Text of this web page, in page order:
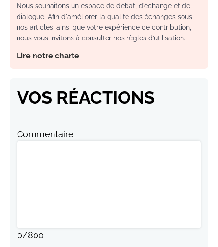
Nous souhaitons un espace de débat, d’échange et de
dialogue. Afin d'améliorer la qualité des échanges sous
nos articles, ainsi que votre expérience de contribution,
nous vous invitons à consulter nos règles d’utilisation.
Lire notre charte
VOS RÉACTIONS
Commentaire
0/800